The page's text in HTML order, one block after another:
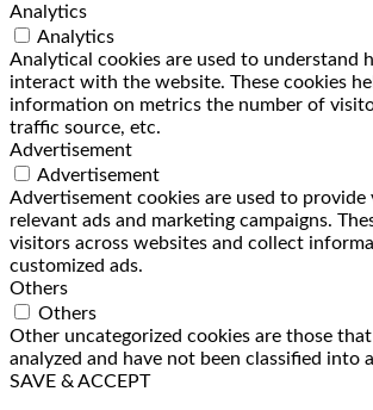
Analytics
Analytics
Analytical cookies are used to understand
interact with the website. These cookies
information on metrics the number of
traffic source, etc.
Advertisement
Advertisement
Advertisement cookies are used to
relevant ads and marketing campaigns.
visitors across websites and collect
customized ads.
Others
Others
Other uncategorized cookies are those
analyzed and have not been classified into
SAVE & ACCEPT